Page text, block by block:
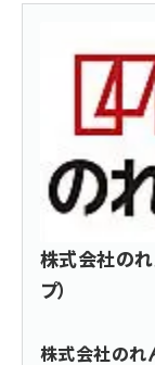
株式会社のれ
プ）
株式会社のれ